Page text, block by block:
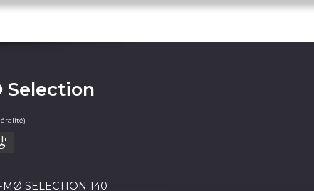
Selection
MØ SELECTION 140